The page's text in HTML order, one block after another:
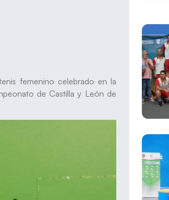
femenino celebrado en la
de Castilla y León de